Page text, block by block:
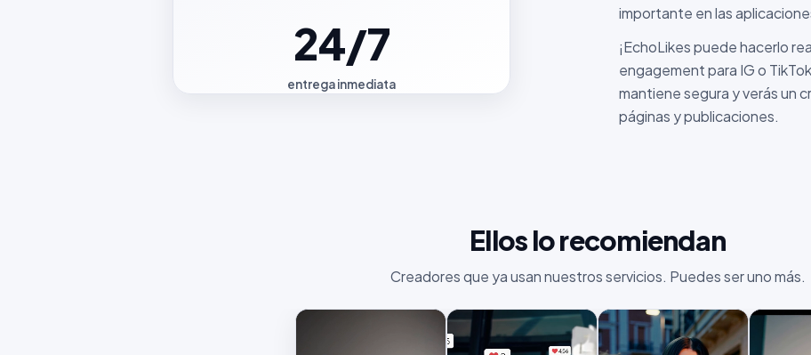
importante en las
¡EchoLikes puede hacerlo
engagement para IG o
mantiene segura y verás un
páginas y publicaciones.
24/7
entrega inmediata
Ellos lo recomiendan
Creadores que ya usan nuestros servicios. Puedes ser uno más.